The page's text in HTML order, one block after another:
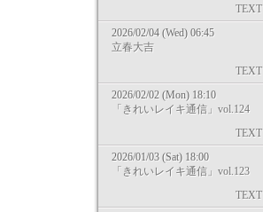
TEXT
2026/02/04 (Wed) 06:45
立春大吉
TEXT
2026/02/02 (Mon) 18:10
「きれいレイキ通信」vol.124
TEXT
2026/01/03 (Sat) 18:00
「きれいレイキ通信」vol.123
TEXT